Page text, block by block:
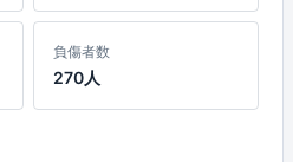
負傷者数
270人